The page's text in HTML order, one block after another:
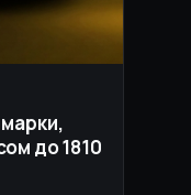
до 1810